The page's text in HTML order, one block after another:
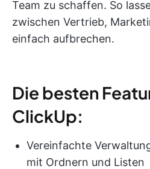
Team zu schaffen. So
zwischen Vertrieb,
einfach aufbrechen.
Die besten
ClickUp:
Vereinfachte
mit Ordnern und Listen